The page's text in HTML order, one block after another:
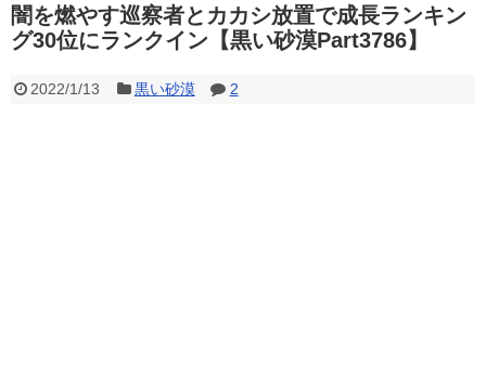
闇を燃やす巡察者とカカシ放置で成長ランキン
グ30位にランクイン【黒い砂漠Part3786】
2022/1/13 黒い砂漠 2